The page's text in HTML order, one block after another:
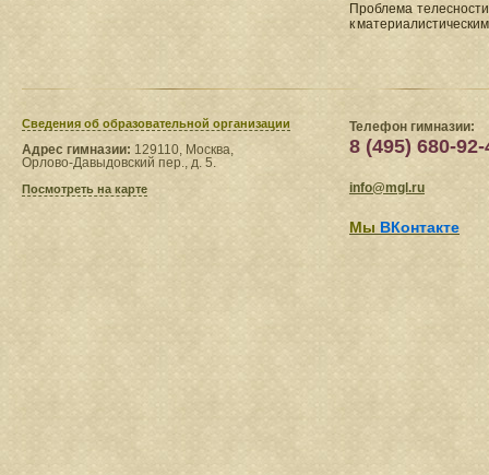
Проблема
к
Сведения​ об образовательной организации
Адрес гимназии: 129110, Москва,
Орлово-Давыдовский пер., д. 5.
Посмотреть на карте
Телефон гимназии:
8 (495) 680-92-
info@mgl.ru
Мы ВКонтакте